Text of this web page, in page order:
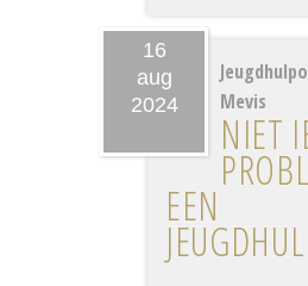
16
aug
2024
Mevis
NIET
EEN